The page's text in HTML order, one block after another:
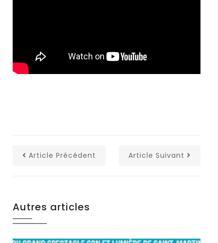
Article Précédent Article Suivant
Autres articles